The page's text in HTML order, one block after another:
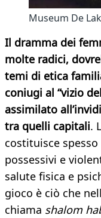
Museum De
Il dramma dei
molte radici,
temi di etica
coniugi al “vizio
assimilato
tra quelli capitali.
costituisce
possessivi e
salute fisica e
gioco è ciò che
chiama shalom